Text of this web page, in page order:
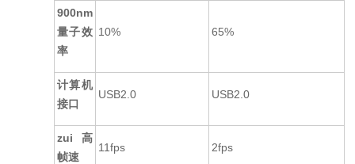
900nm
量子效
率
10% 65%
计算机
接口
USB2.0 USB2.0
zui高
帧速
11fps 2fps